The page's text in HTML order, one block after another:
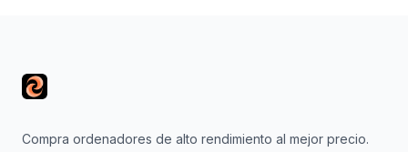
Compra ordenadores de alto rendimiento al mejor precio.